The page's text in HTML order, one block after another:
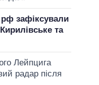
рф зафіксували
та
Лейпцига
радар після